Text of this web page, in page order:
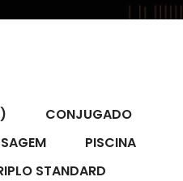
CONJUGADO
PISCINA
STANDARD